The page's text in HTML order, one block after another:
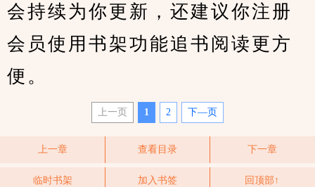
会持续为你更新，还建议你注册
会员使用书架功能追书阅读更方
便。
上一页 1 2 下—页
上一章 查看目录 下一章
临时书架 加入书签 回顶部↑